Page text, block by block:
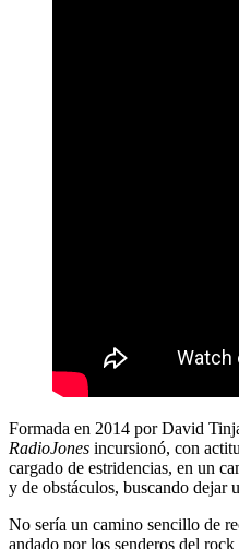
Formada en 2014 por David
RadioJones incursionó, con
cargado de estridencias, en un
y de obstáculos, buscando dejar
No sería un camino sencillo de
andado por los senderos del